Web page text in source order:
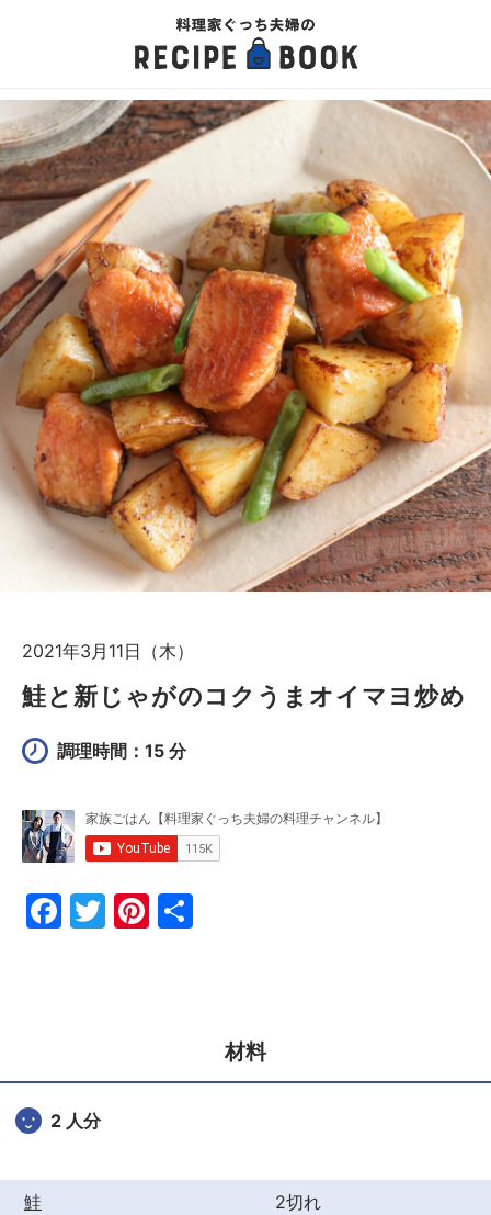
2021年3月11日（木）
鮭と新じゃがのコクうまオイマヨ炒め
調理時間：15 分
F
o
o
T
Pi
材料
2 人分
鮭
2切れ